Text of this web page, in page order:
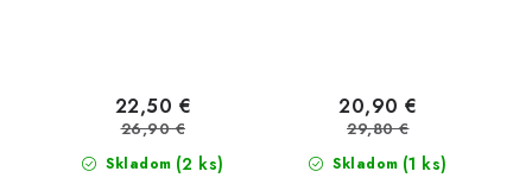
Skladom (2 ks)
22,50 €
26,90 €
Skladom (1 ks)
20,90 €
29,80 €